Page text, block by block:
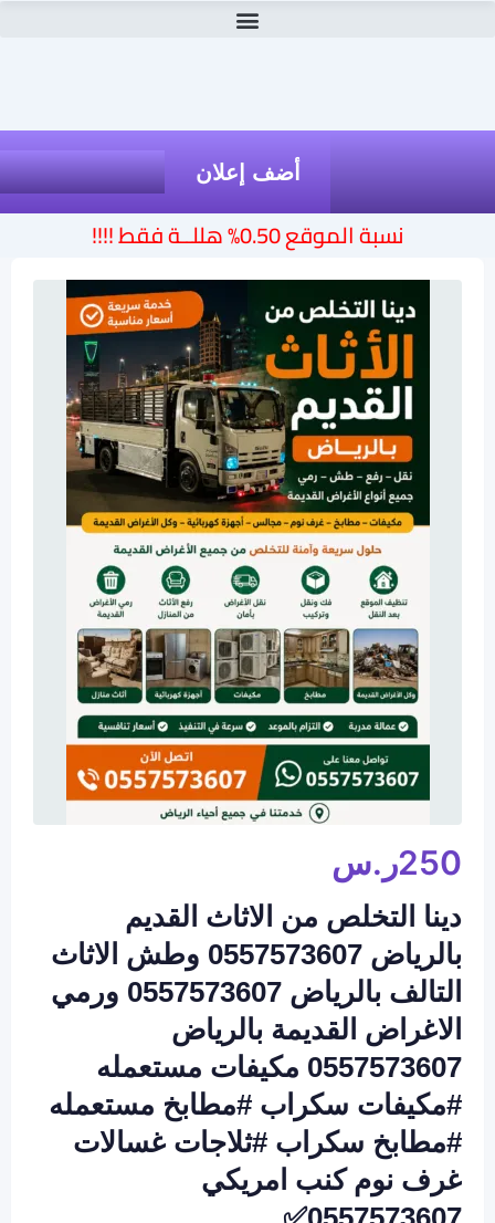
أضف إعلان
نسبة الموقع 0.50% هللــة فقط !!!!
250ر.س
دينا التخلص من الاثاث القديم
بالرياض 0557573607 وطش الاثاث
التالف بالرياض 0557573607 ورمي
الاغراض القديمة بالرياض
0557573607 مكيفات مستعمله
#مكيفات سكراب #مطابخ مستعمله
#مطابخ سكراب #ثلاجات غسالات
غرف نوم كنب امريكي